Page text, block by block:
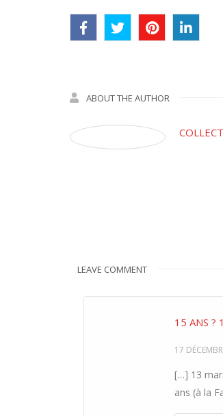
ABOUT THE AUTHOR
LEAVE COMMENT
15 ANS ?
17
[…] 13
ans (à la